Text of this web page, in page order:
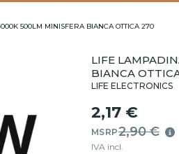
500LM MINISFERA BIANCA OTTICA 270
LIFE
BIANCA
LIFE ELECTRONICS
2,17 €
MSRP2,90 €
IVA incl.